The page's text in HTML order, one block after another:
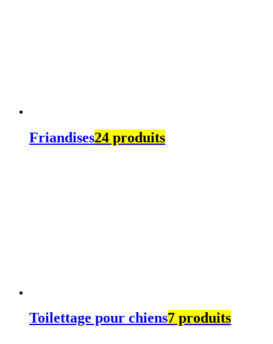
Friandises24 produits
Toilettage pour chiens7 produits